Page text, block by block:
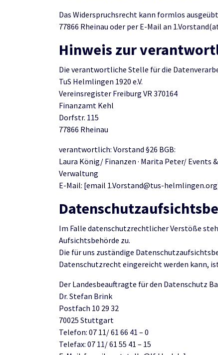
Das Widerspruchsrecht kann formlos
77866 Rheinau oder per E-Mail an
Hinweis zur
Die verantwortliche Stelle für die
TuS Helmlingen 1920 e.V.
Vereinsregister Freiburg VR 370164
Finanzamt Kehl
Dorfstr. 115
77866 Rheinau
verantwortlich: Vorstand §26 BGB:
Laura König/ Finanzen · Marita Peter/ Events
Verwaltung
E-Mail: [email 1.Vorstand@tus-
Im Falle datenschutzrechtlicher Verstöße
Aufsichtsbehörde zu.
Die für uns zuständige
Datenschutzrecht eingereicht werden kann,
Der Landesbeauftragte für den Datenschutz
Dr. Stefan Brink
Postfach 10 29 32
70025 Stuttgart
Telefon: 07 11/ 61 66 41 – 0
Telefax: 07 11/ 61 55 41 – 15